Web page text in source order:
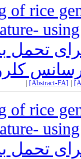
of rice
تحمل
[Abstract-FA]
of rice
تحمل